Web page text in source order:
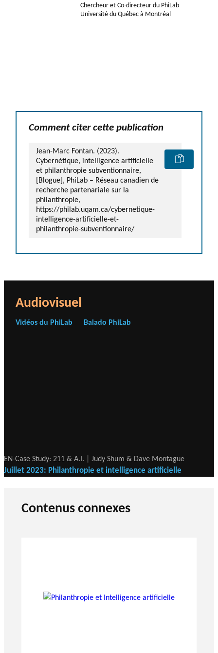
Chercheur et Co-directeur du PhiLab
Université du Québec à Montréal
Comment citer cette publication
Jean-Marc Fontan. (2023).
Cybernétique, intelligence artificielle
et philanthropie subventionnaire,
[Blogue], PhiLab – Réseau canadien de
recherche partenariale sur la
philanthropie,
https://philab.uqam.ca/cybernetique-
intelligence-artificielle-et-
philanthropie-subventionnaire/
Audiovisuel
Vidéos du PhiLab Balado PhiLab
EN-Case Study: 211 & A.I. | Judy Shum & Dave Montague
Juillet 2023: Philanthropie et intelligence artificielle
Contenus connexes